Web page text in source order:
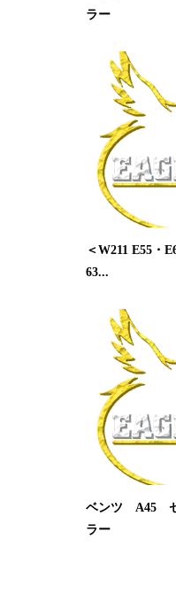
ラー
＜W211 E55・
63...
ベンツ A45 セ
ラー